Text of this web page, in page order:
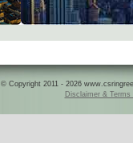
© Copyright 2011 - 2026
Disclaimer & Terms